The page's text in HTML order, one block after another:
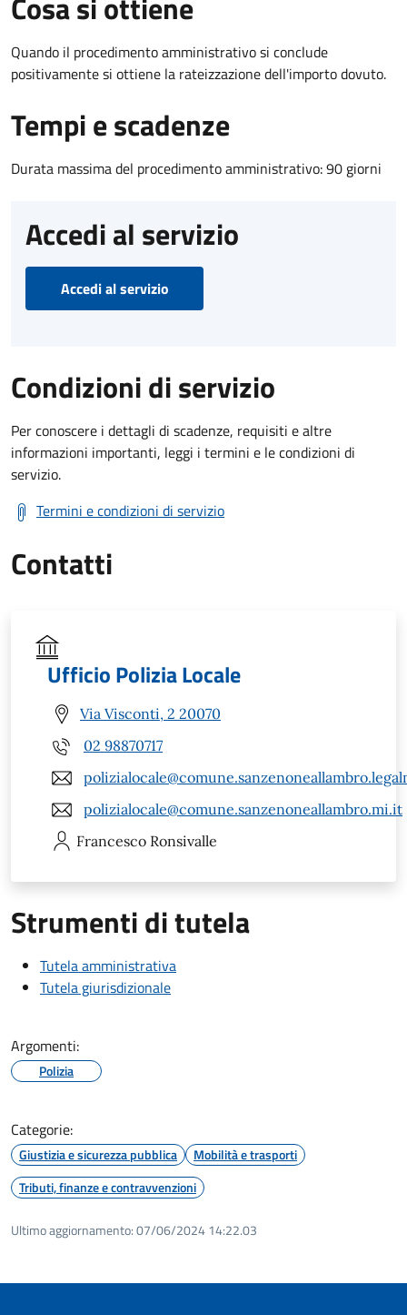
Quando il procedimento amministrativo si conclude
positivamente si ottiene la rateizzazione dell'importo dovuto.
Tempi e scadenze
Durata massima del procedimento amministrativo: 90 giorni
Accedi al servizio
Accedi al servizio
Condizioni di servizio
Per conoscere i dettagli di scadenze, requisiti e altre
informazioni importanti, leggi i termini e le condizioni di
servizio.
Termini e condizioni di servizio
Contatti
Ufficio Polizia Locale
Via Visconti, 2 20070
02 98870717
polizialocale@comune.sanzenoneallambro.mi.it
Francesco Ronsivalle
Strumenti di tutela
Tutela amministrativa
Tutela giurisdizionale
Argomenti:
Polizia
Categorie:
Giustizia e sicurezza pubblica
Mobilità e trasporti
Tributi, finanze e contravvenzioni
Ultimo aggiornamento:07/06/2024 14:22.03